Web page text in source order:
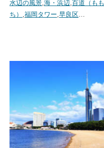
水辺の風景,海・浜辺,百道（もも
ち） ,福岡タワー,早良区…